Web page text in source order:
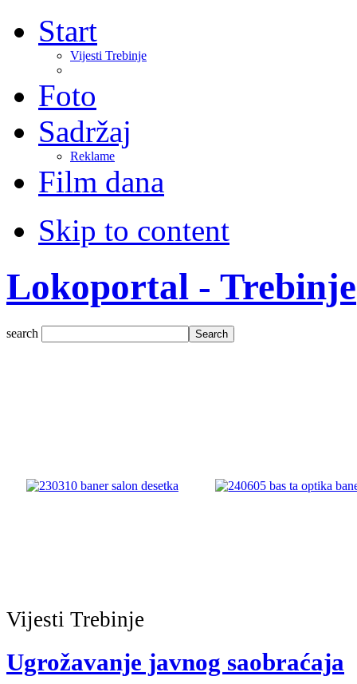
Start
Vijesti Trebinje
Foto
Sadržaj
Reklame
Film dana
Skip to content
Lokoportal - Trebinje
search
Vijesti Trebinje
Ugrožаvаnje jаvnog sаobrаćаjа